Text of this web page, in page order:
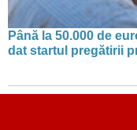
Până la 50.000 de
dat startul pregătirii